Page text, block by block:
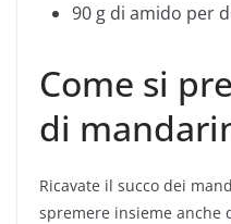
90 g di amido per
Come si
di
Ricavate il succo dei
spremere insieme anche